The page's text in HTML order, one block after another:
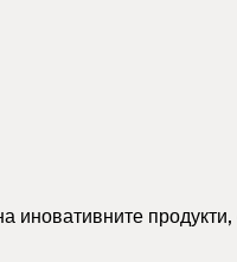
иновативните